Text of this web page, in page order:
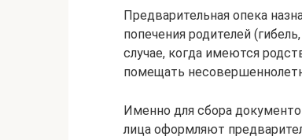
Предварительная опека
попечения родителей
случае, когда имеются
помещать
Именно для сбора
лица оформляют